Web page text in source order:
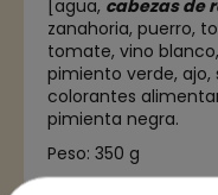
[agua, cabezas de
zanahoria, puerro,
tomate, vino blanco,
pimiento verde, ajo,
colorantes
pimienta negra.
Peso: 350 g